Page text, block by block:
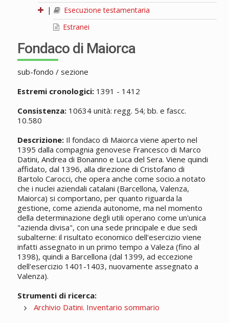
|
Esecuzione testamentaria
Estranei
Fondaco di Maiorca
sub-fondo / sezione
Estremi cronologici:1391 - 1412
Consistenza:10634 unità: regg. 54; bb. e fascc.
10.580
Descrizione:Il fondaco di Maiorca viene aperto nel
1395 dalla compagnia genovese Francesco di Marco
Datini, Andrea di Bonanno e Luca del Sera. Viene quindi
affidato, dal 1396, alla direzione di Cristofano di
Bartolo Carocci, che opera anche come socio.a notato
che i nuclei aziendali catalani (Barcellona, Valenza,
Maiorca) si comportano, per quanto riguarda la
gestione, come azienda autonome, ma nel momento
della determinazione degli utili operano come un'unica
"azienda divisa", con una sede principale e due sedi
subalterne: il risultato economico dell'esercizio viene
infatti assegnato in un primo tempo a Valeza (fino al
1398), quindi a Barcellona (dal 1399, ad eccezione
dell'esercizio 1401-1403, nuovamente assegnato a
Valenza).
Strumenti di ricerca:
Archivio Datini. Inventario sommario